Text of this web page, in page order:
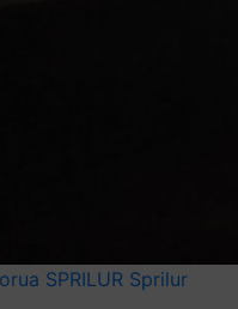
SPRILUR Sprilur